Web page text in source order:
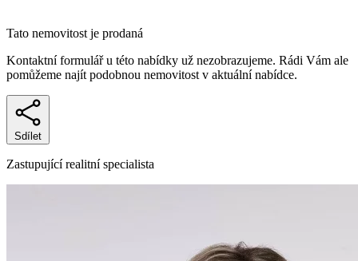
Tato nemovitost je prodaná
Kontaktní formulář u této nabídky už nezobrazujeme. Rádi Vám ale
pomůžeme najít podobnou nemovitost v aktuální nabídce.
Sdílet
Zastupující realitní specialista